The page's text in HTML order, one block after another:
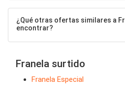
¿Qué otras ofertas similares a
encontrar?
Franela surtido
Franela Especial